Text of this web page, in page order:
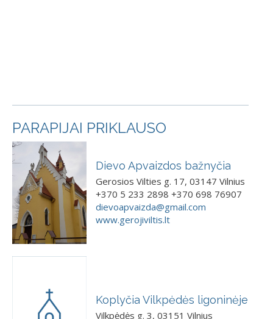
PARAPIJAI PRIKLAUSO
Dievo Apvaizdos bažnyčia
Gerosios Vilties g. 17, 03147 Vilnius
+370 5 233 2898 +370 698 76907
dievoapvaizda@gmail.com
www.gerojiviltis.lt
Koplyčia Vilkpėdės ligoninėje
Vilkpėdės g. 3, 03151 Vilnius